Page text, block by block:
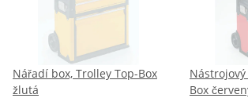
Nářadí box, Trolley Top-Box
žlutá
Box